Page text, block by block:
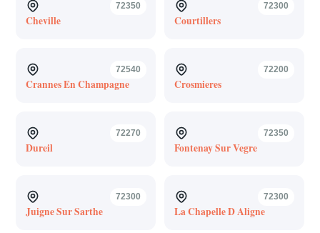
72350
Cheville
72300
Courtillers
72540
Crannes En Champagne
72200
Crosmieres
72270
Dureil
72350
Fontenay Sur Vegre
72300
Juigne Sur Sarthe
72300
La Chapelle D Aligne